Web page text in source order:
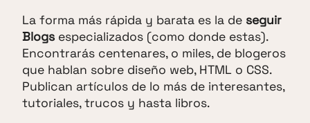
La forma más rápida y barata es la de seguir
Blogs especializados (como donde estas).
Encontrarás centenares, o miles, de blogeros
que hablan sobre diseño web, HTML o CSS.
Publican artículos de lo más de interesantes,
tutoriales, trucos y hasta libros.